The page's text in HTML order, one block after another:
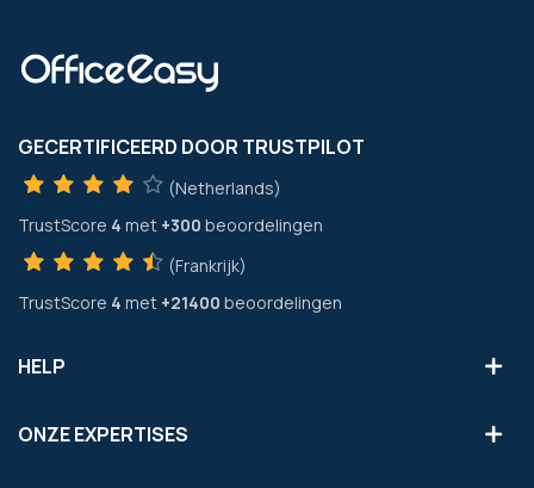
GECERTIFICEERD DOOR TRUSTPILOT
(Netherlands)
TrustScore 4 met +300 beoordelingen
(Frankrijk)
TrustScore 4 met +21400 beoordelingen
HELP
ONZE EXPERTISES